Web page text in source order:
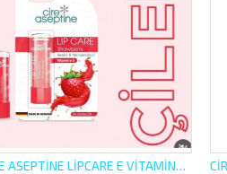
CİRE ASEPTİNE LİPCARE E VİTAMİNLİ 4,5G ÇİLEK RENKLİ NEMLENDİRİCİ